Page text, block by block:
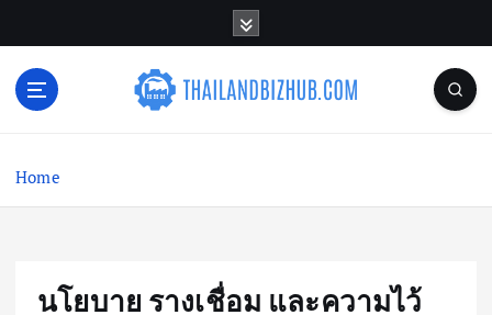
n
Home
นโยบาย รางเชื่อม และความไว้